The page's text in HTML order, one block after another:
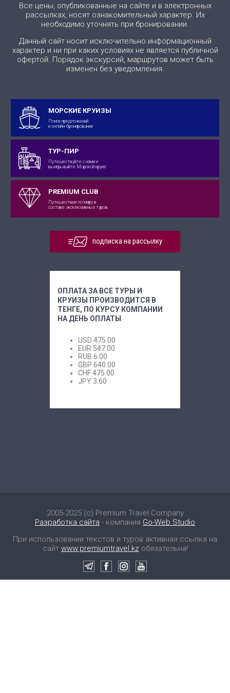
Все цены, опубликованные на сайте и в электронных
рассылках, носят ознакомительный характер. Их
необходимо уточнять при бронировании.
Данный сайт носит исключительно информационный
характер и ни при каких условиях не является публичной
офертой. Порядок экскурсий, маршрутов может быть
изменен без уведомления.
МОРСКИЕ КРУИЗЫ
Поиск предложений
и онлайн-бронирование
ТУР-ПИР
Путешествуйте с нами и
выигрывайте Морской круиз
PREMIUM CLUB
Путешествия по миру в
составе эксклюзивных туров
подписка на рассылку
ОПЛАТА ЗА ВСЕ ТУРЫ И
КРУИЗЫ ПРОИЗВОДИТСЯ В
ТЕНГЕ, ПО КУРСУ КОМПАНИИ
НА ДЕНЬ ОПЛАТЫ
USD 475.00
EUR 547.00
RUB 6.00
GBP 640.00
CHF475.00
JPY 3.60
2005-2025 (c) Premium Travel Company
Разработка сайта - компания Go-Web Studio
При использовании текстов и туров активная ссылка на
сайт www.premiumtravel.kzобязательна!